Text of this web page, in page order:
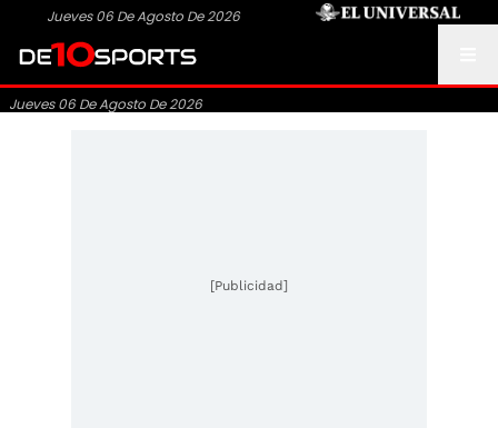
Jueves 06 De Agosto De 2026
Jueves 06 De Agosto De 2026
[Publicidad]